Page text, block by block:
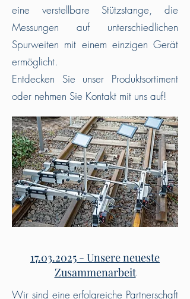
17.03.2025 - Unsere neueste
Zusammenarbeit
Wir sind eine erfolgreiche Partnerschaft
eine verstellbare Stützstange, die
Messungen auf unterschiedlichen
Spurweiten mit einem einzigen Gerät
ermöglicht.
Entdecken Sie unser Produktsortiment
oder nehmen Sie Kontakt mit uns auf!